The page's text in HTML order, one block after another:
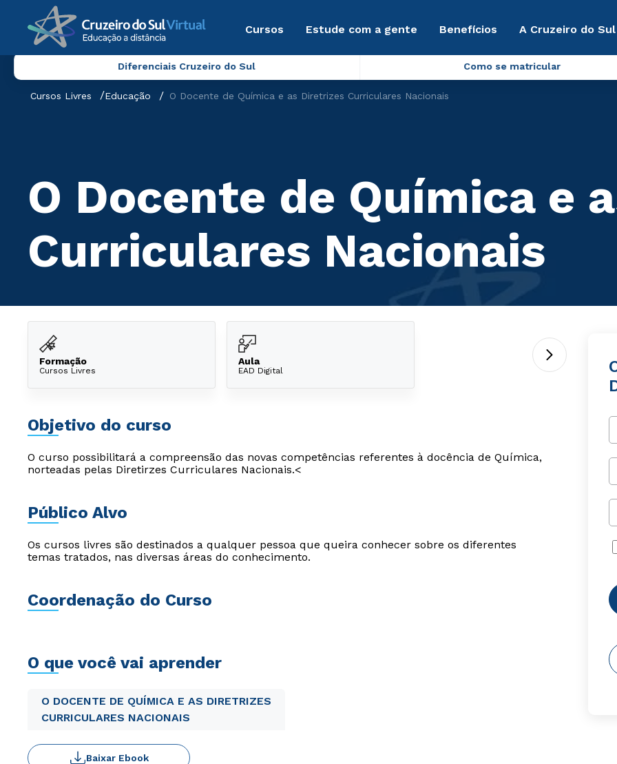
Cursos Estude com a gente Benefícios A Cruzeiro do
Diferenciais Cruzeiro do Sul Como se matricular
Cursos Livres Educação O Docente de Química e as Diretrizes Curriculares Nacionais
O Docente de Química e
Curriculares Nacionais
Formação
Cursos Livres
Aula
EAD Digital
Objetivo do curso
O curso possibilitará a compreensão das novas competências referentes à docência de Química,
norteadas pelas Diretirzes Curriculares Nacionais.<
Público Alvo
Os cursos livres são destinados a qualquer pessoa que queira conhecer sobre os diferentes
temas tratados, nas diversas áreas do conhecimento.
Coordenação do Curso
O que você vai aprender
O DOCENTE DE QUÍMICA E AS DIRETRIZES
CURRICULARES NACIONAIS
Baixar Ebook